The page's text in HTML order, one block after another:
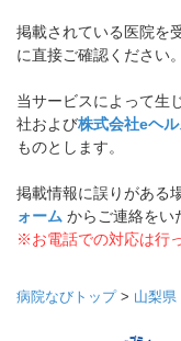
掲載されている医院を
に直接ご確認ください。
当サービスによって生
社および株式会社eヘ
ものとします。
掲載情報に誤りがある
ォーム からご連絡をい
※お電話での対応は行
病院なびトップ> 山梨県